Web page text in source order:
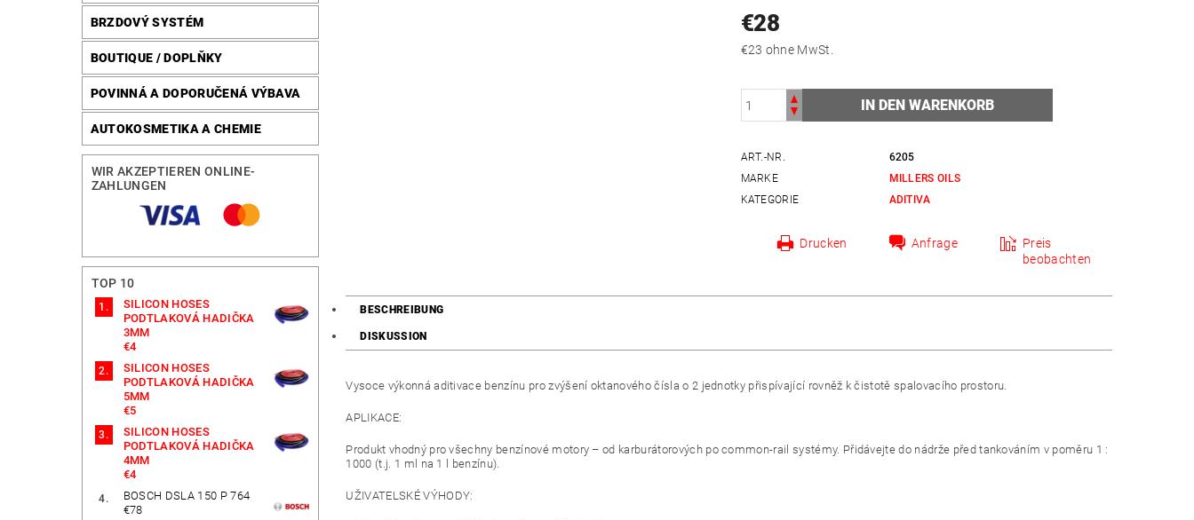
BRZDOVÝ SYSTÉM
BOUTIQUE / DOPLŇKY
POVINNÁ A DOPORUČENÁ VÝBAVA
AUTOKOSMETIKA A CHEMIE
WIR AKZEPTIEREN ONLINE-
ZAHLUNGEN
TOP 10
SILICON HOSES
PODTLAKOVÁ HADIČKA
3MM
€4
SILICON HOSES
PODTLAKOVÁ HADIČKA
5MM
€5
SILICON HOSES
PODTLAKOVÁ HADIČKA
4MM
€4
BOSCH DSLA 150 P 764
€78
€28
€23 ohne MwSt.
ART.-NR.
6205
MARKE
MILLERS OILS
KATEGORIE
ADITIVA
Drucken Anfrage
Preis
beobachten
BESCHREIBUNG
DISKUSSION
Vysoce výkonná aditivace benzínu pro zvýšení oktanového čísla o 2 jednotky přispívající rovněž k čistotě spalovacího prostoru.
APLIKACE:
Produkt vhodný pro všechny benzínové motory – od karburátorových po common-rail systémy. Přidávejte do nádrže před tankováním v poměru 1 :
1000 (t.j. 1 ml na 1 l benzínu).
UŽIVATELSKÉ VÝHODY: